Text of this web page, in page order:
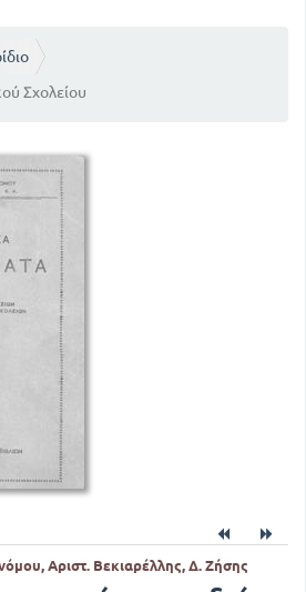
Σχολείου
Αριστ. Βεκιαρέλλης, Δ. Ζήσης